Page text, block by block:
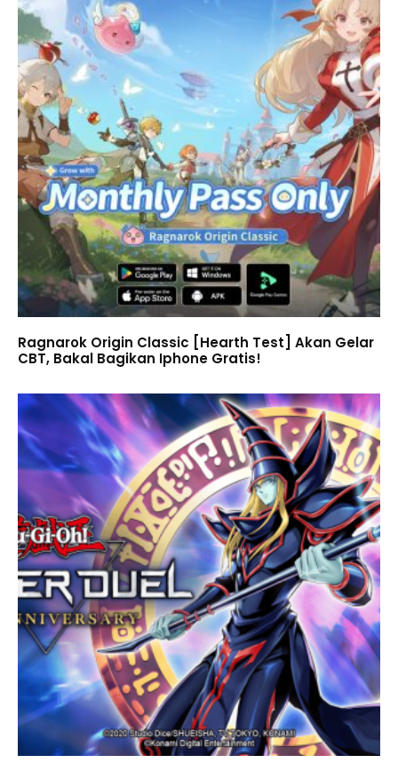
Ragnarok Origin Classic [Hearth Test] Akan Gelar
CBT, Bakal Bagikan Iphone Gratis!